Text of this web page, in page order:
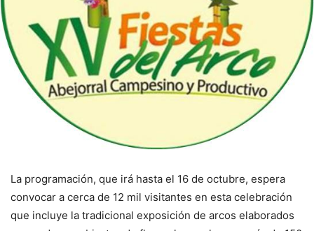
La programación, que irá hasta el 16 de octubre, espera
convocar a cerca de 12 mil visitantes en esta celebración
que incluye la tradicional exposición de arcos elaborados